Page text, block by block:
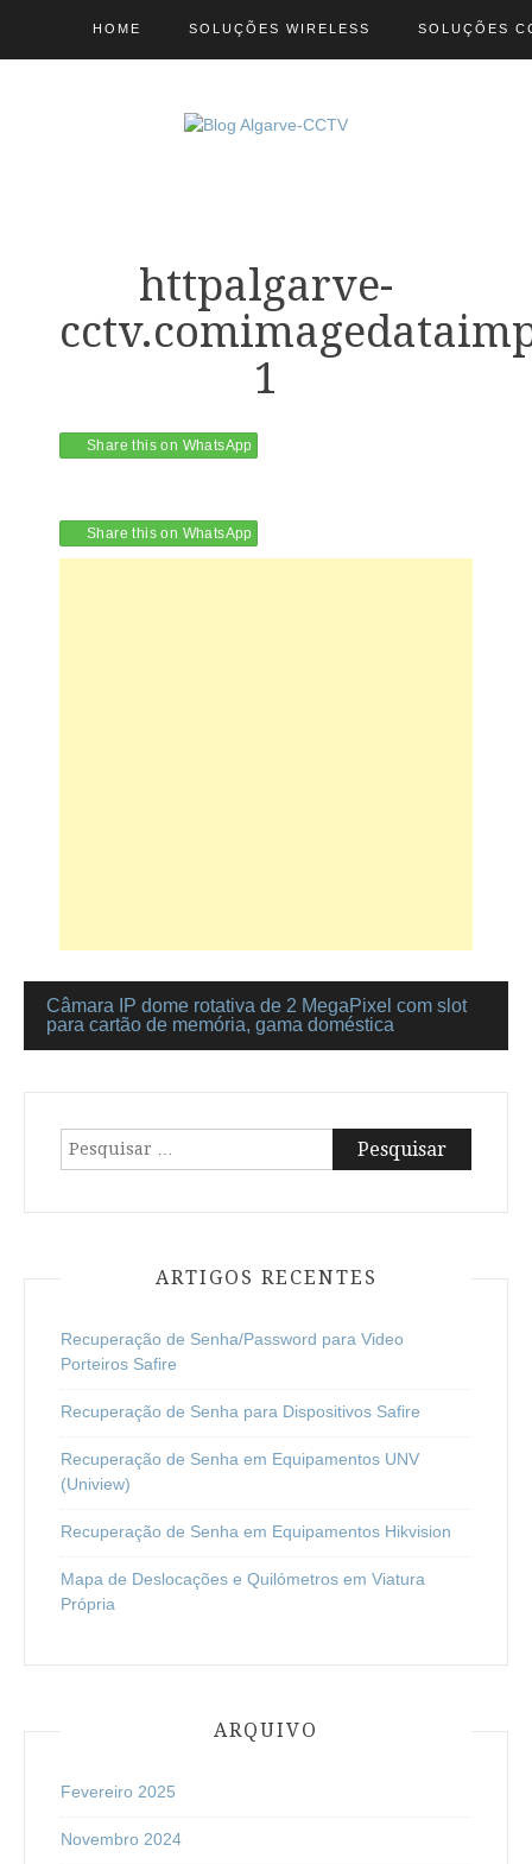
HOME SOLUÇÕES WIRELESS SOLUÇÕES
httpalgarve-
1
Share this on WhatsApp
Share this on WhatsApp
Navegação
de
Câmara IP dome rotativa de 2 MegaPixel com slot
para cartão de memória, gama doméstica
Pesquisar
por:
ARTIGOS RECENTES
Recuperação de Senha/Password para Video
Porteiros Safire
Recuperação de Senha para Dispositivos Safire
Recuperação de Senha em Equipamentos UNV
(Uniview)
Recuperação de Senha em Equipamentos Hikvision
Mapa de Deslocações e Quilómetros em Viatura
Própria
ARQUIVO
Fevereiro 2025
Novembro 2024